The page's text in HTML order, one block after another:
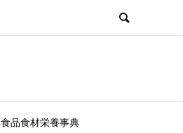
食品食材栄養事典